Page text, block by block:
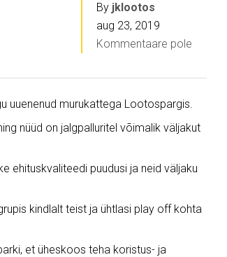
By jklootos
aug 23, 2019
Kommentaare pole
uuenenud murukattega Lootospargis.
nüüd on jalgpalluritel võimalik väljakut
ehituskvaliteedi puudusi ja neid väljaku
kindlalt teist ja ühtlasi play off kohta
et üheskoos teha koristus- ja